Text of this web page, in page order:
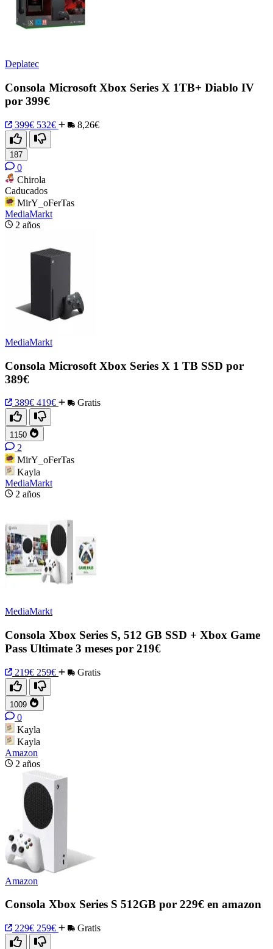
Deplatec
Consola Microsoft Xbox Series X 1TB+ Diablo IV
por 399€
399€ 532€ 8,26€
187
0
Chirola
Caducados
MirY_oFerTas
MediaMarkt
2 años
MediaMarkt
Consola Microsoft Xbox Series X 1 TB SSD por
389€
389€ 419€ Gratis
1150
2
MirY_oFerTas
Kayla
MediaMarkt
2 años
MediaMarkt
Consola Xbox Series S, 512 GB SSD + Xbox Game
Pass Ultimate 3 meses por 219€
219€ 259€ Gratis
1009
0
Kayla
Kayla
Amazon
2 años
Amazon
Consola Xbox Series S 512GB por 229€ en amazon
229€ 259€ Gratis